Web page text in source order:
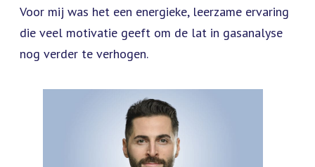
Voor mij was het een energieke, leerzame ervaring
die veel motivatie geeft om de lat in gasanalyse
nog verder te verhogen.